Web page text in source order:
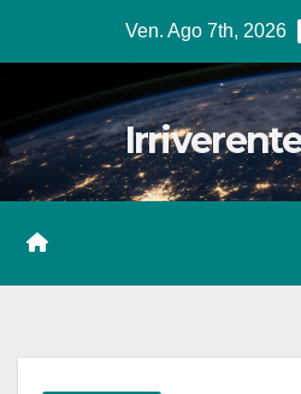
Ven. Ago 7th, 2026